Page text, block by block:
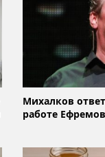
Михалков
работе